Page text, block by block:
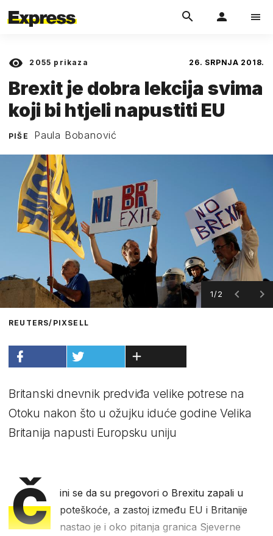
2055 prikaza 26. SRPNJA 2018.
Brexit je dobra lekcija svima
koji bi htjeli napustiti EU
PIŠE Paula Bobanović
1/2
REUTERS/PIXSELL
Britanski dnevnik predviđa velike potrese na
Otoku nakon što u ožujku iduće godine Velika
Britanija napusti Europsku uniju
Č
ini se da su pregovori o Brexitu zapali u
poteškoće, a zastoj između EU i Britanije
nastao je i oko pitanja granica Sjeverne